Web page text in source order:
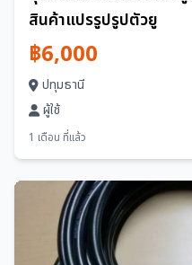
สินค้าแปรรูปรูปตัวยู
฿6,000
ปทุมธานี
ผู้ใช้
1 เดือน ที่แล้ว